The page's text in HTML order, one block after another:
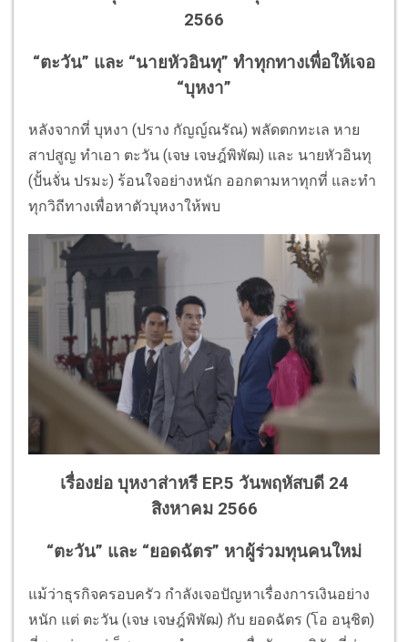
2566
“ตะวัน” และ “นายหัวอินทุ” ทำทุกทางเพื่อให้เจอ
“บุหงา”
หลังจากที่ บุหงา (ปราง กัญญ์ณรัณ) พลัดตกทะเล หาย
สาปสูญ ทำเอา ตะวัน (เจษ เจษฎ์พิพัฒ) และ นายหัวอินทุ
(ปั้นจั่น ปรมะ) ร้อนใจอย่างหนัก ออกตามหาทุกที่ และทำ
ทุกวิถีทางเพื่อหาตัวบุหงาให้พบ
เรื่องย่อ บุหงาส่าหรี EP.5 วันพฤหัสบดี 24
สิงหาคม 2566
“ตะวัน” และ “ยอดฉัตร” หาผู้ร่วมทุนคนใหม่
แม้ว่าธุรกิจครอบครัว กำลังเจอปัญหาเรื่องการเงินอย่าง
หนัก แต่ ตะวัน (เจษ เจษฎ์พิพัฒ) กับ ยอดฉัตร (โอ อนุชิต)